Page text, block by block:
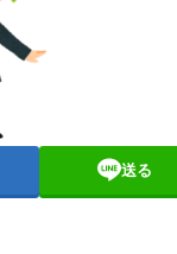
送る